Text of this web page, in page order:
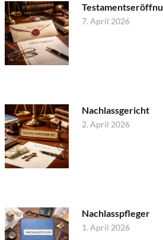
7. April 2026
Nachlassgericht
2. April 2026
Nachlasspfleger
1. April 2026